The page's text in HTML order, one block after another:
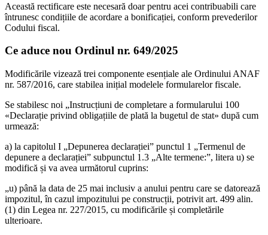
Această rectificare este necesară doar pentru acei contribuabili care
întrunesc condițiile de acordare a bonificației, conform prevederilor
Codului fiscal.
Ce aduce nou Ordinul nr. 649/2025
Modificările vizează trei componente esențiale ale Ordinului ANAF
nr. 587/2016, care stabilea inițial modelele formularelor fiscale.
Se stabilesc noi „Instrucțiuni de completare a formularului 100
«Declarație privind obligațiile de plată la bugetul de stat» după cum
urmează:
a) la capitolul I „Depunerea declarației” punctul 1 „Termenul de
depunere a declarației” subpunctul 1.3 „Alte termene:”, litera u) se
modifică și va avea următorul cuprins:
„u) până la data de 25 mai inclusiv a anului pentru care se datorează
impozitul, în cazul impozitului pe construcții, potrivit art. 499 alin.
(1) din Legea nr. 227/2015, cu modificările și completările
ulterioare.